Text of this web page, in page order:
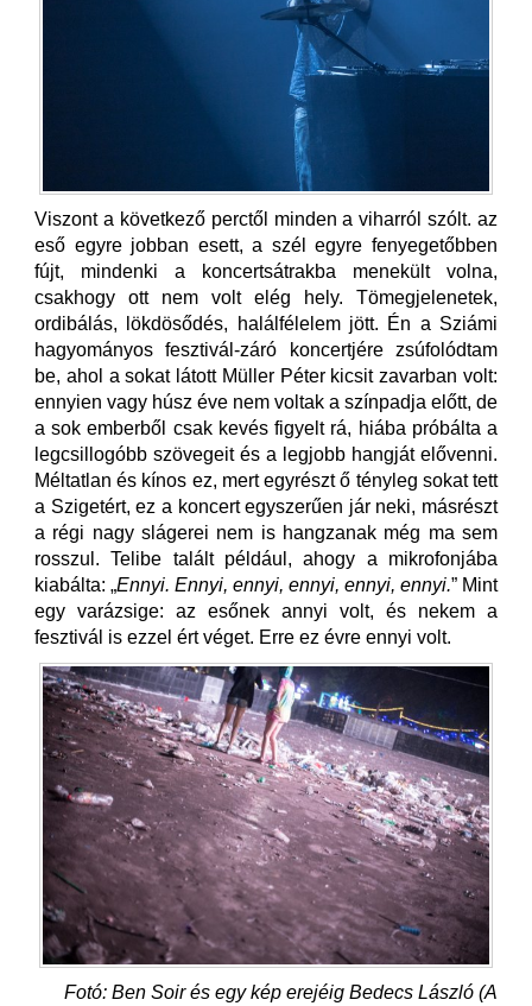
Viszont a következő perctől minden a viharról szólt. az
eső egyre jobban esett, a szél egyre fenyegetőbben
fújt, mindenki a koncertsátrakba menekült volna,
csakhogy ott nem volt elég hely. Tömegjelenetek,
ordibálás, lökdösődés, halálfélelem jött. Én a Sziámi
hagyományos fesztivál-záró koncertjére zsúfolódtam
be, ahol a sokat látott Müller Péter kicsit zavarban volt:
ennyien vagy húsz éve nem voltak a színpadja előtt, de
a sok emberből csak kevés figyelt rá, hiába próbálta a
legcsillogóbb szövegeit és a legjobb hangját elővenni.
Méltatlan és kínos ez, mert egyrészt ő tényleg sokat tett
a Szigetért, ez a koncert egyszerűen jár neki, másrészt
a régi nagy slágerei nem is hangzanak még ma sem
rosszul. Telibe talált például, ahogy a mikrofonjába
kiabálta: „Ennyi. Ennyi, ennyi, ennyi, ennyi, ennyi.” Mint
egy varázsige: az esőnek annyi volt, és nekem a
fesztivál is ezzel ért véget. Erre ez évre ennyi volt.
Fotó: Ben Soir és egy kép erejéig Bedecs László (A